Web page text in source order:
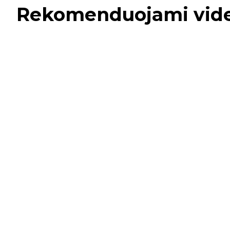
Rekomenduojami